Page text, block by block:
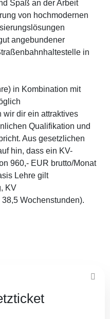
Spaß an der Arbeit
von hochmodernen
angebundener
in
in Kombination mit
wir dir ein attraktives
Qualifikation und
Aus gesetzlichen
hin, dass ein KV-
960,- EUR brutto/Monat
Lehre gilt
KV
Wochenstunden).